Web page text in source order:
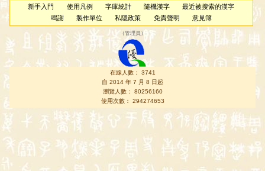
新手入門 使用凡例 字庫統計 隨機漢字
最近被搜索的漢字
鳴謝
製作單位 私隱政策 免責聲明 意見簿
（管理員 ）
在線人數： 3741
自 2014 年 7 月 8 日起
瀏覽人數： 80256160
使用次數： 294274653